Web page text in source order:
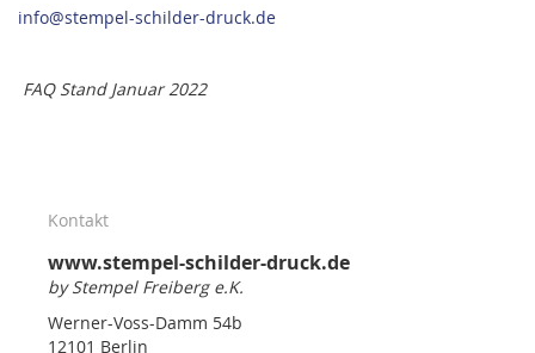
info@stempel-schilder-druck.de
FAQ Stand Januar 2022
Kontakt
www.stempel-schilder-druck.de
by Stempel Freiberg e.K.
Werner-Voss-Damm 54b
12101 Berlin